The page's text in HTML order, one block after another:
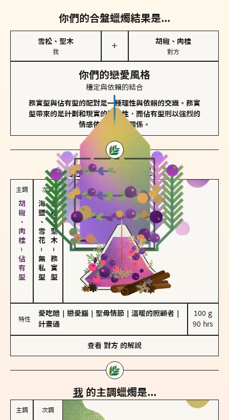
你們的合盤蠟燭結果是...
雪松、聖木
我
＋
胡椒、肉桂
對方
你們的戀愛風格
穩定與依賴的結合
務實型與佔有型的配對是一種理性與依賴的交織。務實
型帶來的是計劃和現實的穩定性，而佔有型則以強烈的
情感依賴來維護關係。
對方的主調蠟燭是...
主調
胡椒、肉桂－佔有型
次調
海鹽、雪花
－
無私型
雪松、聖木
－
務實型
特性
愛吃醋 戀愛腦 聖母情節 溫暖的照顧者
計畫通
100 g
90 hrs
查看 對方 的解說
我 的主調蠟燭是...
主調 次調